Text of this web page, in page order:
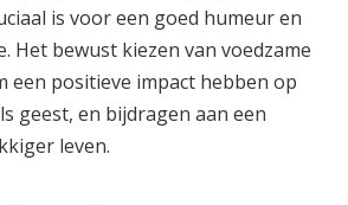
is voor een goed humeur en
Het bewust kiezen van voedzame
een positieve impact hebben op
geest, en bijdragen aan een
leven.